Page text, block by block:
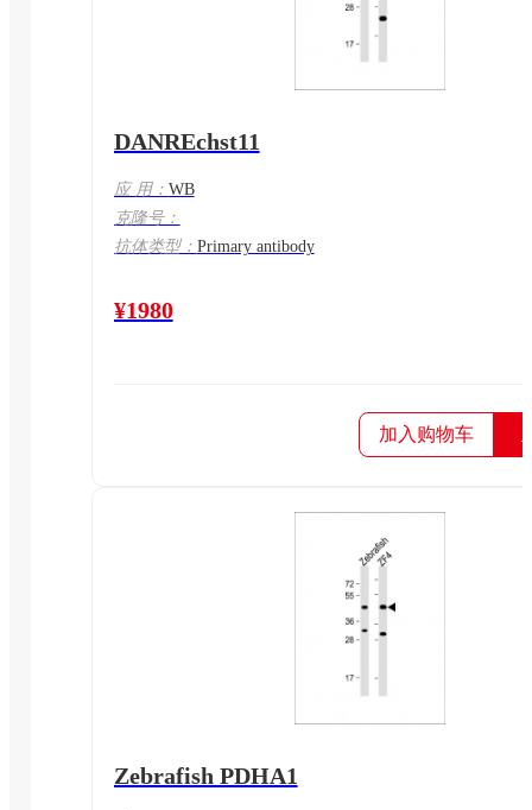
DANREchst11
应 用： WB
克隆号：
抗体类型： Primary antibody
¥1980
加入购物车
Zebrafish PDHA1